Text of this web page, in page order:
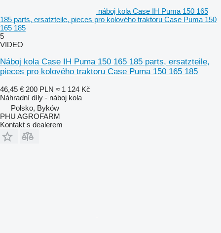
náboj kola Case IH Puma 150 165
185 parts, ersatzteile, pieces pro kolového traktoru Case Puma 150
165 185
5
VIDEO
Náboj kola Case IH Puma 150 165 185 parts, ersatzteile,
pieces pro kolového traktoru Case Puma 150 165 185
46,45 € 200 PLN ≈ 1 124 Kč
Náhradní díly - náboj kola
Polsko, Byków
PHU AGROFARM
Kontakt s dealerem